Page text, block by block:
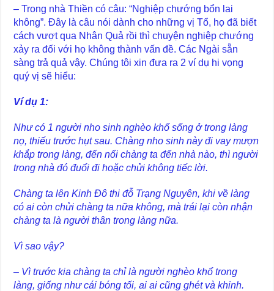
– Trong nhà Thiền có câu: “Nghiệp chướng bổn lai
không”. Đây là câu nói dành cho những vị Tổ, họ đã biết
cách vượt qua Nhân Quả rồi thì chuyện nghiệp chướng
xảy ra đối với họ không thành vấn đề. Các Ngài sẵn
sàng trả quả vậy. Chúng tôi xin đưa ra 2 ví dụ hi vọng
quý vị sẽ hiểu:
Ví dụ 1:
Như có 1 người nho sinh nghèo khổ sống ở trong làng
nọ, thiếu trước hụt sau. Chàng nho sinh này đi vay mượn
khắp trong làng, đến nổi chàng ta đến nhà nào, thì người
trong nhà đó đuổi đi hoặc chửi không tiếc lời.
Chàng ta lên Kinh Đô thi đỗ Trạng Nguyên, khi về làng
có ai còn chửi chàng ta nữa không, mà trái lại còn nhận
chàng ta là người thân trong làng nữa.
Vì sao vậy?
– Vì trước kia chàng ta chỉ là người nghèo khổ trong
làng, giống như cái bóng tối, ai ai cũng ghét và khinh.